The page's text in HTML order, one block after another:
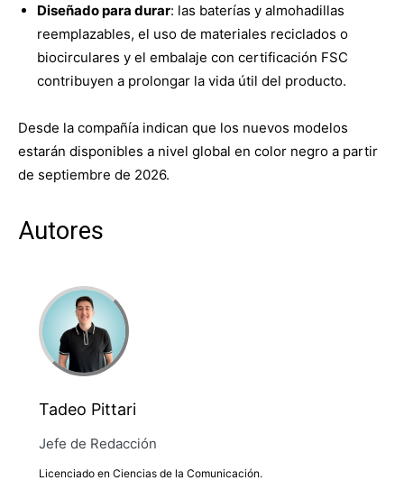
Diseñado para durar: las baterías y almohadillas
reemplazables, el uso de materiales reciclados o
biocirculares y el embalaje con certificación FSC
contribuyen a prolongar la vida útil del producto.
Desde la compañía indican que los nuevos modelos
estarán disponibles a nivel global en color negro a partir
de septiembre de 2026.
Autores
Tadeo Pittari
Jefe de Redacción
Licenciado en Ciencias de la Comunicación.